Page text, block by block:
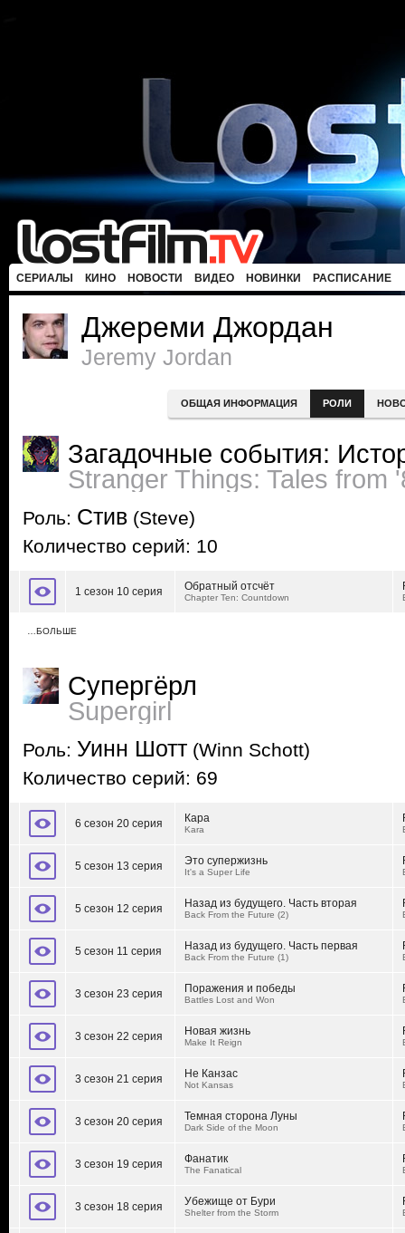
СЕРИАЛЫ КИНО НОВОСТИ ВИДЕО НОВИНКИ РАСПИСАНИЕ
Джереми Джордан
Jeremy Jordan
ОБЩАЯ ИНФОРМАЦИЯ РОЛИ
Загадочные события:
Stranger Things: Tales from
Роль: Стив (Steve)
Количество серий: 10
1 сезон 10 серия Обратный отсчёт
Chapter Ten: Countdown
…БОЛЬШЕ
Супергёрл
Supergirl
Роль: Уинн Шотт (Winn Schott)
Количество серий: 69
6 сезон 20 серия Кара
Kara
5 сезон 13 серия Это супержизнь
It's a Super Life
5 сезон 12 серия Назад из будущего. Часть вторая
Back From the Future (2)
5 сезон 11 серия Назад из будущего. Часть первая
Back From the Future (1)
3 сезон 23 серия Поражения и победы
Battles Lost and Won
3 сезон 22 серия Новая жизнь
Make It Reign
3 сезон 21 серия Не Канзас
Not Kansas
3 сезон 20 серия Темная сторона Луны
Dark Side of the Moon
3 сезон 19 серия Фанатик
The Fanatical
3 сезон 18 серия Убежище от Бури
Shelter from the Storm